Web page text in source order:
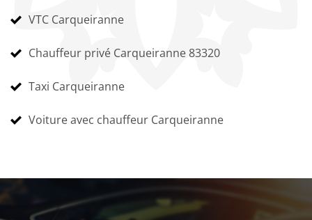
VTC Carqueiranne
Chauffeur privé Carqueiranne 83320
Taxi Carqueiranne
Voiture avec chauffeur Carqueiranne